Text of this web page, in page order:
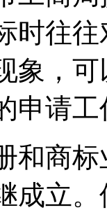
时往
象，
申请
和商
成立